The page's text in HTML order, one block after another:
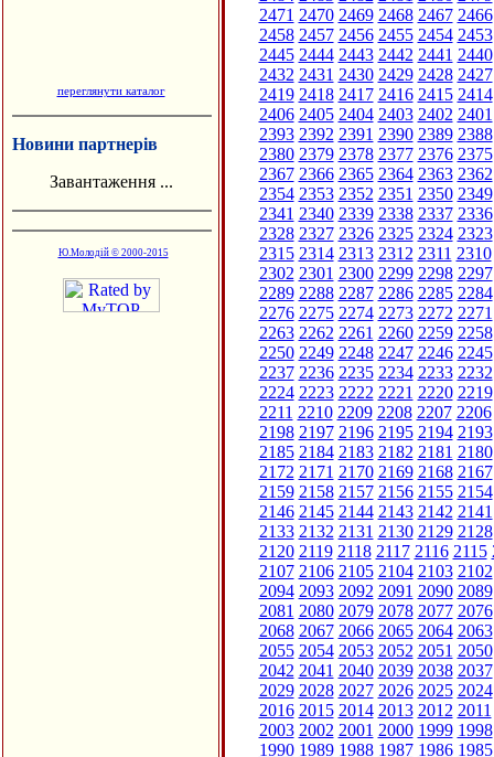
переглянути каталог
Новини партнерів
Завантаження ...
Ю.Молодій © 2000-2015
2471 2470 2469 2468 2467 2466
2458 2457 2456 2455 2454 2453
2445 2444 2443 2442 2441 2440
2432 2431 2430 2429 2428 2427
2419 2418 2417 2416 2415 2414
2406 2405 2404 2403 2402 2401
2393 2392 2391 2390 2389 2388
2380 2379 2378 2377 2376 2375
2367 2366 2365 2364 2363 2362
2354 2353 2352 2351 2350 2349
2341 2340 2339 2338 2337 2336
2328 2327 2326 2325 2324 2323
2315 2314 2313 2312 2311 2310
2302 2301 2300 2299 2298 2297
2289 2288 2287 2286 2285 2284
2276 2275 2274 2273 2272 2271
2263 2262 2261 2260 2259 2258
2250 2249 2248 2247 2246 2245
2237 2236 2235 2234 2233 2232
2224 2223 2222 2221 2220 2219
2211 2210 2209 2208 2207 2206
2198 2197 2196 2195 2194 2193
2185 2184 2183 2182 2181 2180
2172 2171 2170 2169 2168 2167
2159 2158 2157 2156 2155 2154
2146 2145 2144 2143 2142 2141
2133 2132 2131 2130 2129 2128
2120 2119 2118 2117 2116 2115
2107 2106 2105 2104 2103 2102
2094 2093 2092 2091 2090 2089
2081 2080 2079 2078 2077 2076
2068 2067 2066 2065 2064 2063
2055 2054 2053 2052 2051 2050
2042 2041 2040 2039 2038 2037
2029 2028 2027 2026 2025 2024
2016 2015 2014 2013 2012 2011
2003 2002 2001 2000 1999 1998
1990 1989 1988 1987 1986 1985